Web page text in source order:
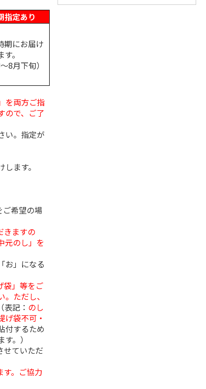
指定あり
期にお届け
す。
8月下旬）
を両方ご指
ので、ご了
い。指定が
ます。
希望の場
きますの
元のし」を
お」になる
袋」等をご
ただし、
（表記： のし
げ袋不可・
付するため
。）
せていただ
。ご協力